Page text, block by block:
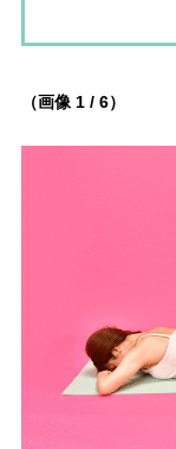
（画像 1 / 6）